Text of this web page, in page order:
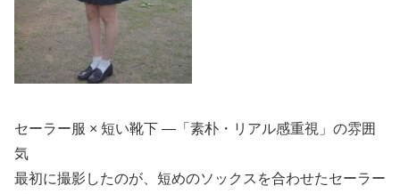
セーラー服 × 短い靴下 —「素朴・リアル感重視」の雰囲
気
最初に撮影したのが、短めのソックスを合わせたセーラー